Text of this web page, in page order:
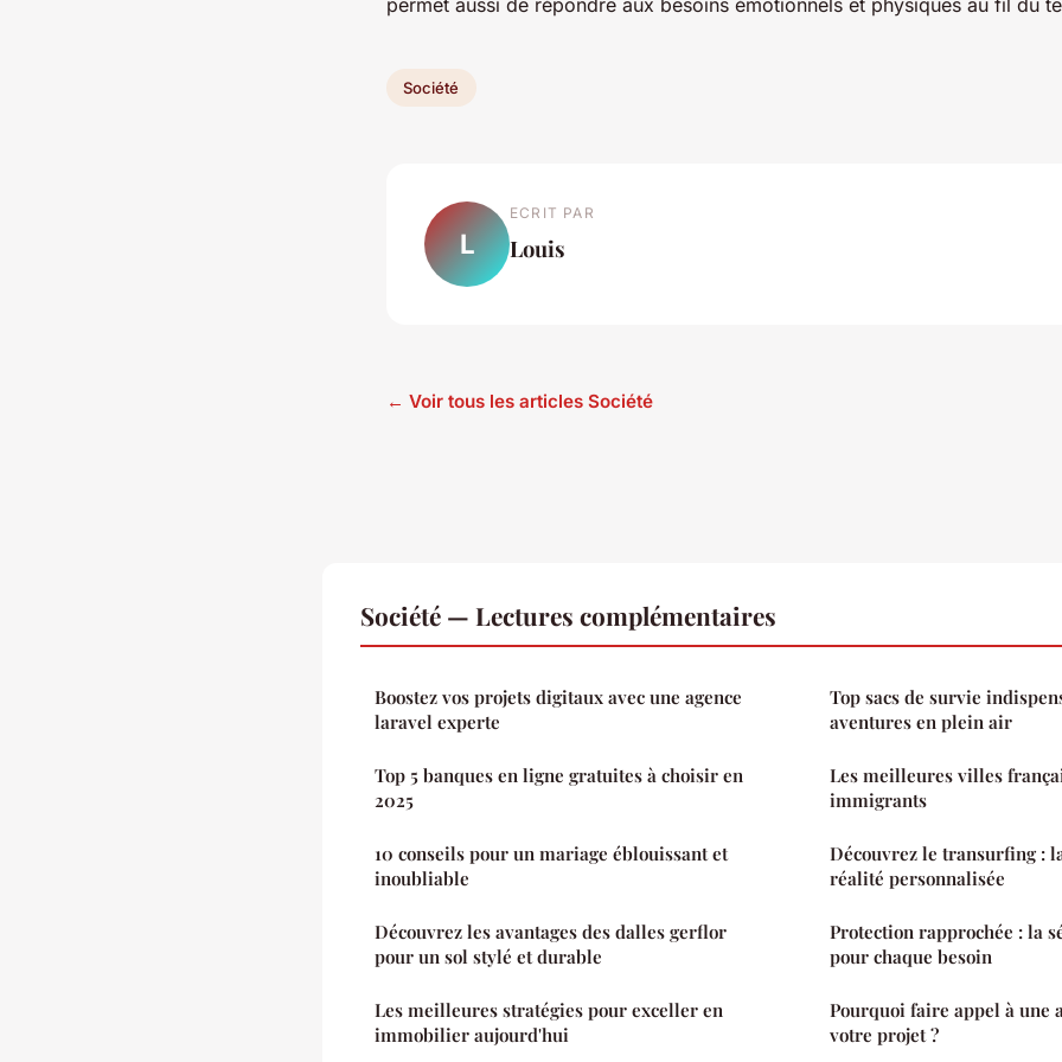
permet aussi de répondre aux besoins émotionnels et physiques au fil du
Société
L
ECRIT PAR
Louis
← Voir tous les articles Société
Société — Lectures complémentaires
Boostez vos projets digitaux avec une agence
laravel experte
Top 5 banques en ligne gratuites à choisir en
2025
10 conseils pour un mariage éblouissant et
inoubliable
Découvrez les avantages des dalles gerflor
pour un sol stylé et durable
Les meilleures stratégies pour exceller en
immobilier aujourd'hui
Top sacs de survie
aventures en plein air
Les meilleures villes
immigrants
Découvrez le transurfing :
réalité personnalisée
Protection rapprochée : la
pour chaque besoin
Pourquoi faire appel à une
votre projet ?